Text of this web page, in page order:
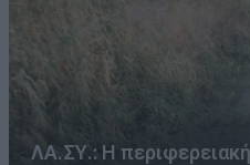
ΛΑ.ΣΥ.: Η